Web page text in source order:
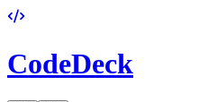
CodeDeck